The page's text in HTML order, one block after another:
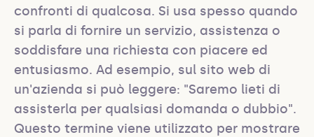
confronti di qualcosa. Si usa spesso quando
si parla di fornire un servizio, assistenza o
soddisfare una richiesta con piacere ed
entusiasmo. Ad esempio, sul sito web di
un'azienda si può leggere: "Saremo lieti di
assisterla per qualsiasi domanda o dubbio".
Questo termine viene utilizzato per mostrare